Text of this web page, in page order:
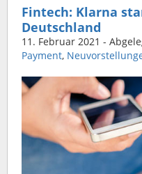
Fintech: Klarna
Deutschland
11. Februar 2021 -
Payment,